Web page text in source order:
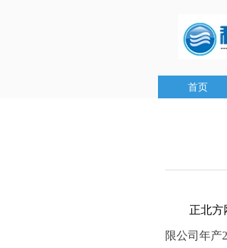
首页
正北方
限公司年产